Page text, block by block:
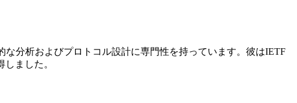
な分析およびプロトコル設計に専門性を持っています。彼はIETF
ました。